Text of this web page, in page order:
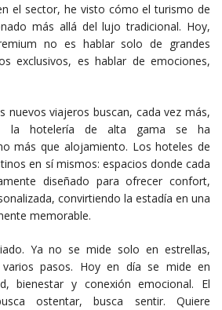
el sector, he visto cómo el turismo de
más allá del lujo tradicional. Hoy,
no es hablar solo de grandes
exclusivos, es hablar de emociones,
nuevos viajeros buscan, cada vez más,
la hotelería de alta gama se ha
más que alojamiento. Los hoteles de
en sí mismos: espacios donde cada
diseñado para ofrecer confort,
convirtiendo la estadía en una
memorable.
Ya no se mide solo en estrellas,
pasos. Hoy en día se mide en
bienestar y conexión emocional. El
ostentar, busca sentir. Quiere